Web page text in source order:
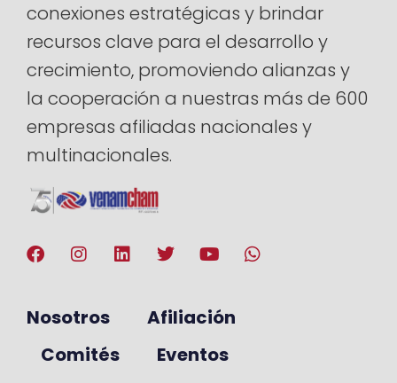
conexiones estratégicas y brindar
recursos clave para el desarrollo y
crecimiento, promoviendo alianzas y
la cooperación a nuestras más de 600
empresas afiliadas nacionales y
multinacionales.
Nosotros
Afiliación
Comités
Eventos